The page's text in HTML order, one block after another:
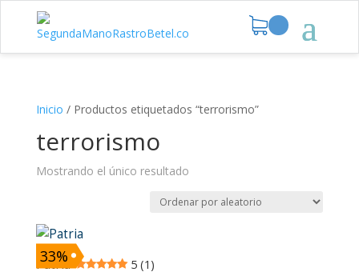
Inicio / Productos etiquetados “terrorismo”
terrorismo
Mostrando el único resultado
33%
Patria
5 (1)